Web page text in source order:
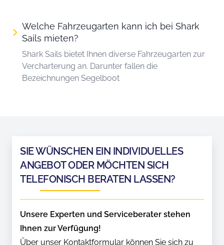
Welche Fahrzeugarten kann ich bei Shark
Sails mieten?
Shark Sails bietet Ihnen diverse Fahrzeugarten zur
Vercharterung an. Darunter fallen die
Bezeichnungen Segelboot
SIE WÜNSCHEN EIN INDIVIDUELLES
ANGEBOT ODER MÖCHTEN SICH
TELEFONISCH BERATEN LASSEN?
Unsere Experten und Serviceberater stehen
Ihnen zur Verfügung!
Über unser Kontaktformular können Sie sich zu